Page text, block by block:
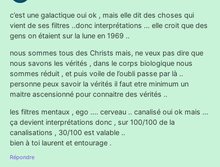
c’est une galactique oui ok , mais elle dit des choses qui
vient de ses filtres ..donc interprétations … elle croit que des
gens on étaient sur la lune en 1969 ..
nous sommes tous des Christs mais, ne veux pas dire que
nous savons les vérités , dans le corps biologique nous
sommes réduit , et puis voile de l’oubli passe par là ..
personne peux savoir la vérités il faut etre minimum un
maitre ascensionné pour connaitre des vérités ..
les filtres mentaux , ego …. cerveau .. canalisé oui ok mais …
ça devient interprétations donc , sur 100/100 de la
canalisations , 30/100 est valable ..
bien à toi laurent et entourage .
Répondre